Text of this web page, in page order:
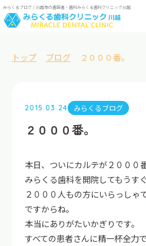
みらくるブログ｜川越市の歯医者・歯科みらくる歯科クリニック川越
トップ ブログ ２０００番。
2015.03.24 みらくるブログ
２０００番。
本日、ついにカルテが２０００
みらくる歯科を開院してもうすぐ
２０００人もの方にいらっしゃ
ですからね。
本当にありがたいかぎりです。
すべての患者さんに精一杯全力